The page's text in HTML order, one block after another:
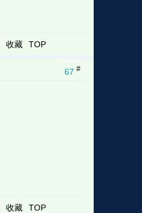
收藏 TOP
67 #
收藏 TOP